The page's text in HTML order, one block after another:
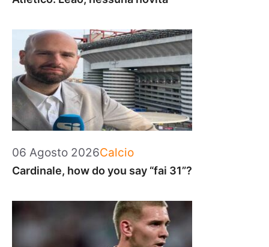
06 Agosto 2026Categorie
Calcio
Cardinale, how do you say “fai 31”?